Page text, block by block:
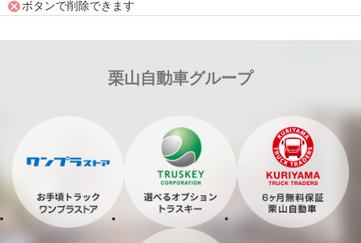
ボタンで削除できます
栗山自動車グループ